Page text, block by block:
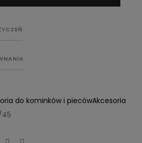
do kominków i piecówAkcesoria
45